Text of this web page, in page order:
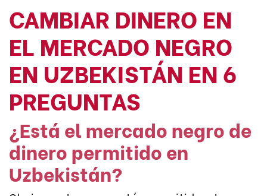
CAMBIAR DINERO EN
EL MERCADO NEGRO
EN UZBEKISTÁN EN 6
PREGUNTAS
¿Está el mercado negro de
dinero permitido en
Uzbekistán?